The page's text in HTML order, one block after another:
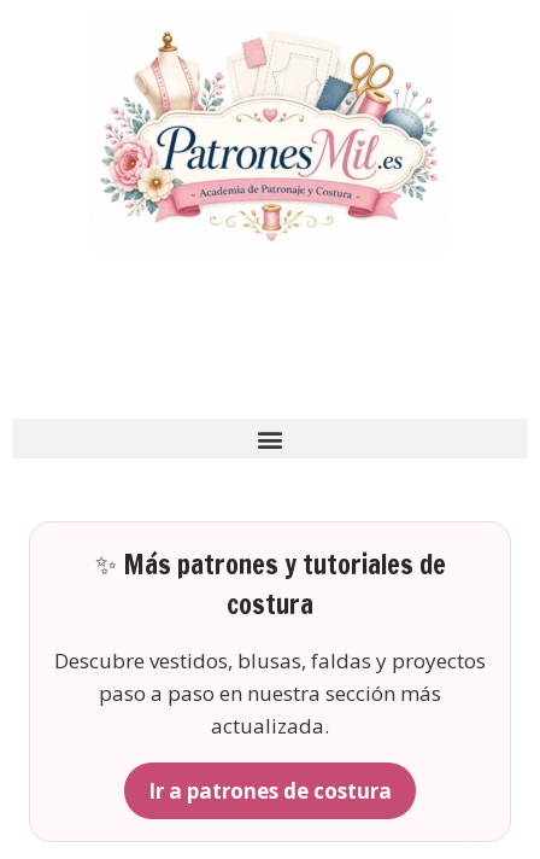
✨ Más patrones y tutoriales de
costura
Descubre vestidos, blusas, faldas y proyectos
paso a paso en nuestra sección más
actualizada.
Ir a patrones de costura